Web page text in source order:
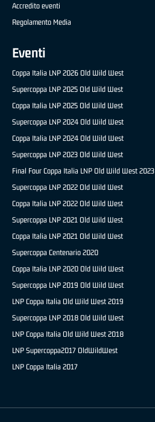
Accredito eventi
Regolamento Media
Eventi
Coppa Italia LNP 2026 Old Wild West
Supercoppa LNP 2025 Old Wild West
Coppa Italia LNP 2025 Old Wild West
Supercoppa LNP 2024 Old Wild West
Coppa Italia LNP 2024 Old Wild West
Supercoppa LNP 2023 Old Wild West
Final Four Coppa Italia LNP Old Wild West 2023
Supercoppa LNP 2022 Old Wild West
Coppa Italia LNP 2022 Old Wild West
Supercoppa LNP 2021 Old Wild West
Coppa Italia LNP 2021 Old Wild West
Supercoppa Centenario 2020
Coppa Italia LNP 2020 Old Wild West
Supercoppa LNP 2019 Old Wild West
LNP Coppa Italia Old Wild West 2019
Supercoppa LNP 2018 Old Wild West
LNP Coppa Italia Old Wild West 2018
LNP Supercoppa2017 OldWildWest
LNP Coppa Italia 2017